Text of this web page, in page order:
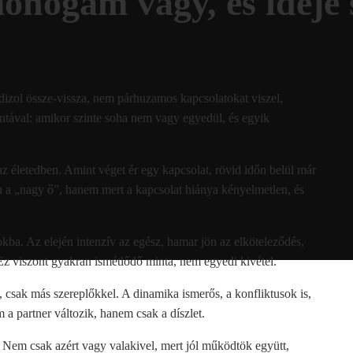
össze-vissza, nem párhuzamos kapcsolatokat viszel,
amikor szinte soha nem vagy egyedül, és egyik
Amint véget ér egy kapcsolat, rövid időn belül már
„nagy ő”, hanem mert a kapcsolat hiánya kényelmetlen, és
Az elején intenzív az egész, hamar jön az elköteleződés,
viszont gyakran ismétlődő minta, nem egyedi kivétel.
más szereplőkkel. A dinamika ismerős, a konfliktusok is,
a partner változik, hanem csak a díszlet.
csak azért vagy valakivel, mert jól működtök együtt,